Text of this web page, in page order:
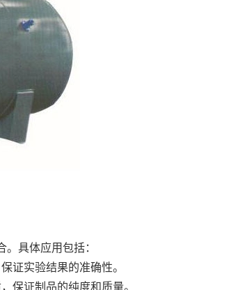
具体应用包括：
证实验结果的准确性。
保证制品的纯度和质量。